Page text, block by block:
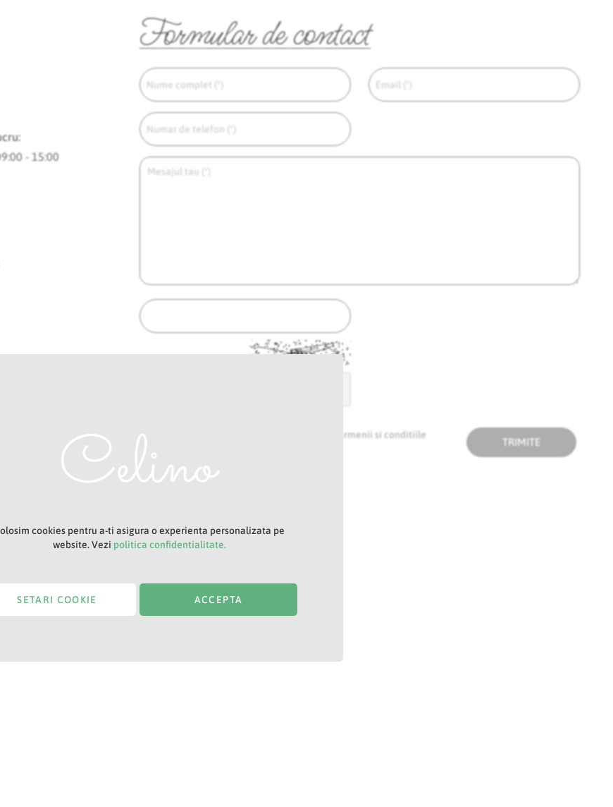
- 15:00
Formular de contact
TRIMITE
Termenii si conditiile
cookies pentru a-ti asigura o experienta personalizata pe
website. Vezi politica confidentialitate.
ACCEPTA
SETARI COOKIE